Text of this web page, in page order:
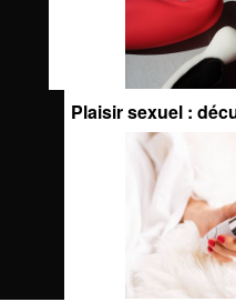
Plaisir sexuel :